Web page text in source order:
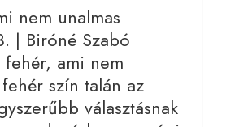
nem unalmas
| Biróné Szabó
ami nem
szín talán az
választásnak